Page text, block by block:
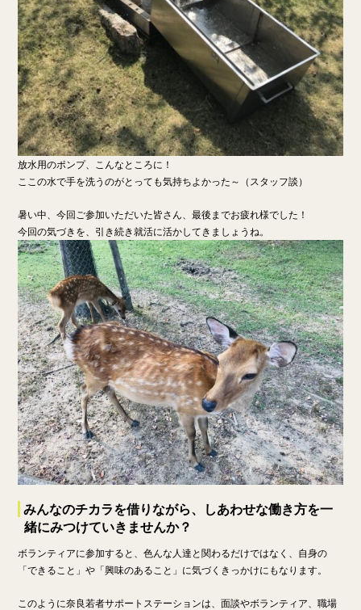
放水用のポンプ、こんなところに！
ここの水で手を洗うのがとっても気持ちよかった～（スタッフ談）
暑い中、今回ご参加いただいた皆さん、最後までお疲れ様でした！
今回の気づきを、引き続き就活に活かしてきましょうね。
みんなのチカラを借りながら、しあわせな働き方を一
緒にみつけていきませんか？
ボランティアに参加すると、色んな人達と関わるだけではなく、自身の
「できること」や「興味のあること」に気づくきっかけにもなります。
このように奈良若者サポートステーションは、面談やボランティア、職場